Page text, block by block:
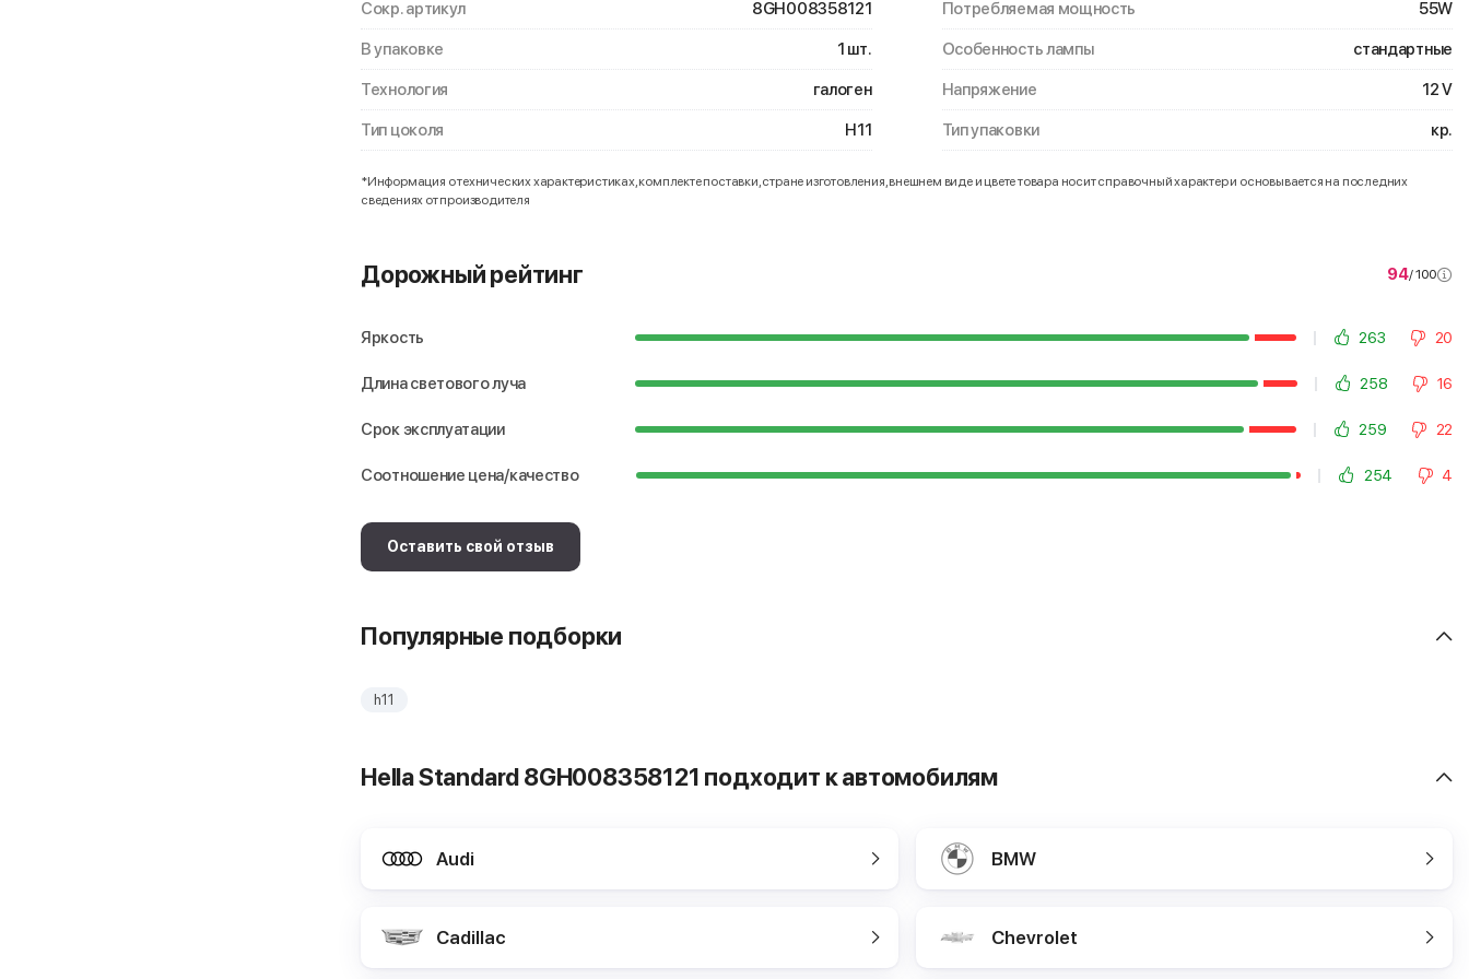
Сокр. артикул 8GH008358121
В упаковке 1 шт.
Технология галоген
Тип цоколя H11
Потребляемая мощность 55W
Особенность лампы стандартные
Напряжение 12 V
Тип упаковки кр.
*Информация о технических характеристиках, комплекте поставки, стране изготовления, внешнем виде и цвете товара носит справочный характер и основывается на последних
сведениях от производителя
Дорожный рейтинг 94/ 100
Яркость 263 20
Длина светового луча 258 16
Срок эксплуатации 259 22
Соотношение цена/качество 254 4
Оставить свой отзыв
Популярные подборки
h11
Hella Standard 8GH008358121 подходит к автомобилям
Audi BMW
Cadillac Chevrolet